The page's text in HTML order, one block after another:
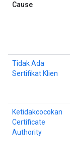
Cause
Tidak Ada
Sertifikat Klien
Ketidakcocokan
Certificate
Authority